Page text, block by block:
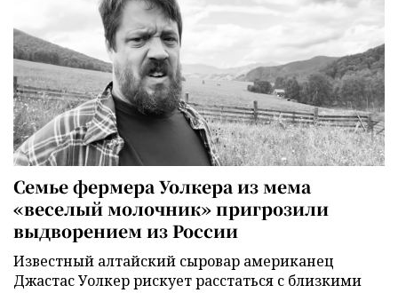
Семье фермера Уолкера из мема
«веселый молочник» пригрозили
выдворением из России
Известный алтайский сыровар американец
Джастас Уолкер рискует расстаться с близкими